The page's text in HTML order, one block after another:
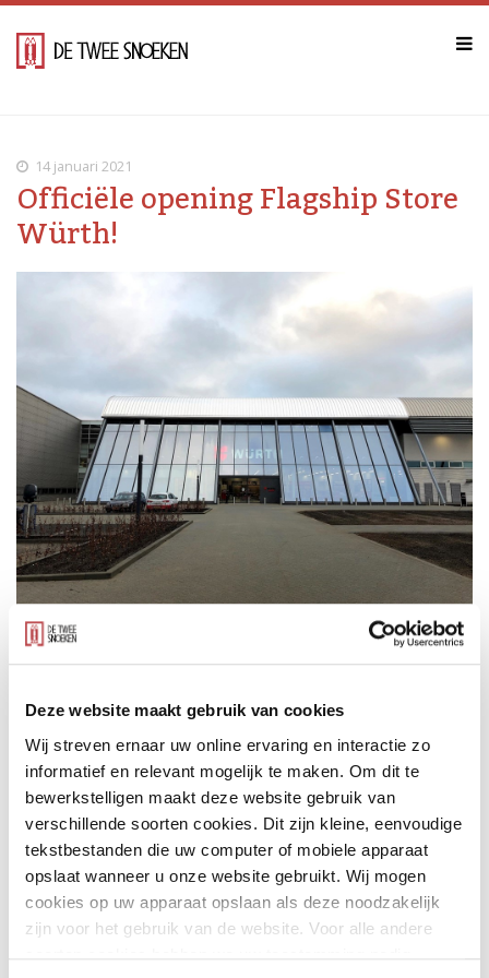
Deze website maakt gebruik van cookies
Wij streven ernaar uw online ervaring en interactie zo
informatief en relevant mogelijk te maken. Om dit te
bewerkstelligen maakt deze website gebruik van
verschillende soorten cookies. Dit zijn kleine, eenvoudige
tekstbestanden die uw computer of mobiele apparaat
opslaat wanneer u onze website gebruikt. Wij mogen
cookies op uw apparaat opslaan als deze noodzakelijk
zijn voor het gebruik van de website. Voor alle andere
14 januari 2021
Officiële opening Flagship Store
Würth!
De Flagship Store bij het hoofdkantoor van
hebben hierbij ons eigen ontwerp uitgebreid
met een grote aanbouw.
In ons originele ontwerp voor het hoofdkantoor, dat is
opgeleverd in 2002, hebben wij al rekening gehouden